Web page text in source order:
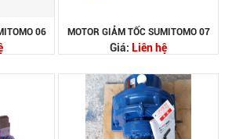
06 MOTOR GIẢM TỐC SUMITOMO 07
Giá: Liên hệ